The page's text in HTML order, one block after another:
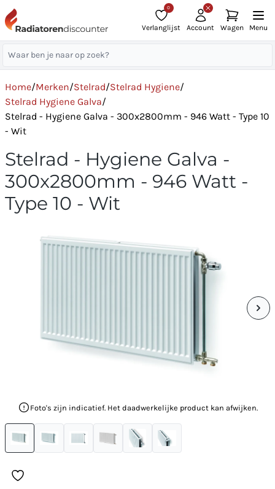
0
Verlanglijst Account Wagen Menu
Home/Merken/Stelrad/Stelrad Hygiene/
Stelrad Hygiene Galva/
Stelrad - Hygiene Galva - 300x2800mm - 946 Watt - Type 10
- Wit
Stelrad - Hygiene Galva -
300x2800mm - 946 Watt -
Type 10 - Wit
Foto's zijn indicatief. Het daadwerkelijke product kan afwijken.